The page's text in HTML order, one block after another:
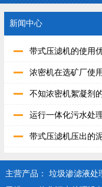
新闻中心
带式压滤机的使用
浓密机在选矿厂使
不知浓密机絮凝剂
运行一体化污水处
带式压滤机压出的
主营产品： 垃圾渗滤液处